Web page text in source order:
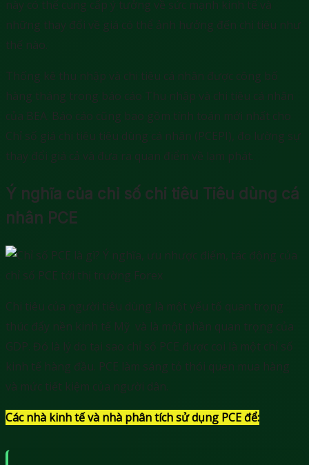
này có thể cung cấp ý tưởng về sức mạnh kinh tế và
những thay đổi về giá có thể ảnh hưởng đến chi tiêu như
thế nào.
Thống kê thu nhập và chi tiêu cá nhân được công bố
hàng tháng trong báo cáo Thu nhập và chi tiêu cá nhân
của BEA. Báo cáo cũng bao gồm tính toán mới nhất cho
Chỉ số giá chi tiêu tiêu dùng cá nhân (PCEPI), đo lường sự
thay đổi giá cả và đưa ra quan điểm về lạm phát.
Ý nghĩa của chỉ số chi tiêu Tiêu dùng cá
nhân PCE
Chi tiêu của người tiêu dùng là một yếu tố quan trọng
thúc đẩy nền kinh tế Mỹ và là một phần quan trọng của
GDP. Đó là lý do tại sao chỉ số PCE được coi là một chỉ số
kinh tế hàng đầu. PCE làm sáng tỏ thói quen mua hàng
và mức tiết kiệm của người dân.
Các nhà kinh tế và nhà phân tích sử dụng PCE để: